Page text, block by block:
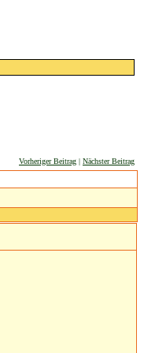
Vorheriger Beitrag | Nächster Beitrag